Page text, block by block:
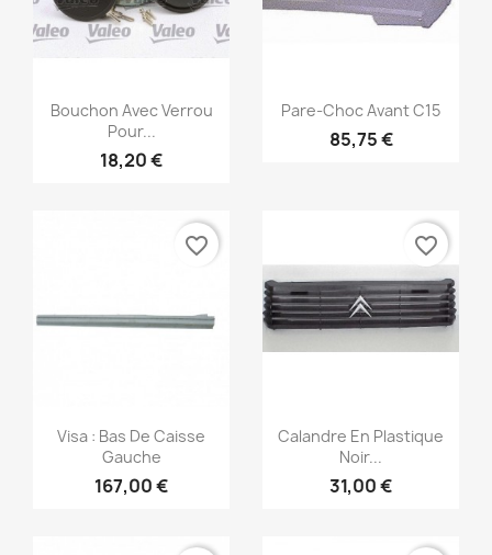
Aperçu rapide
Bouchon Avec Verrou
Pour...
18,20 €
Aperçu rapide
Pare-Choc Avant C15
85,75 €
Aperçu rapide
Visa : Bas De Caisse
Gauche
167,00 €
favorite_border
Aperçu rapide
Calandre En Plastique
Noir...
31,00 €
favorite_border
Nom de la liste d'envies